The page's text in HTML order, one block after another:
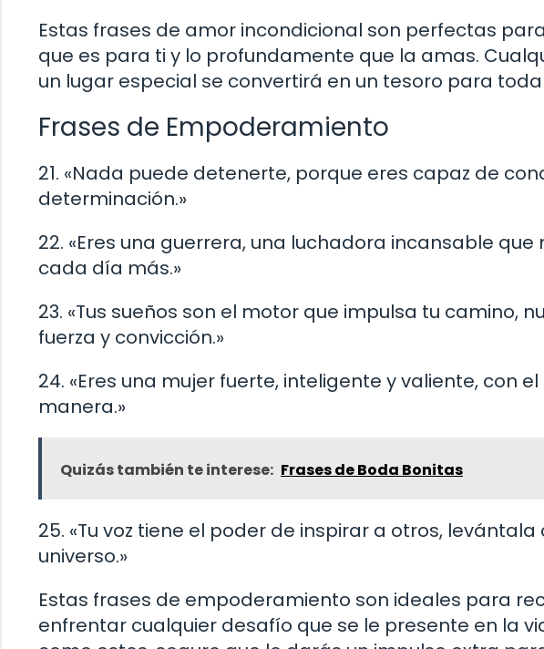
Estas frases de amor incondicional son perfectas
que es para ti y lo profundamente que la amas.
un lugar especial se convertirá en un tesoro para
Frases de Empoderamiento
21. «Nada puede detenerte, porque eres capaz de
determinación.»
22. «Eres una guerrera, una luchadora incansable
cada día más.»
23. «Tus sueños son el motor que impulsa tu camino,
fuerza y convicción.»
24. «Eres una mujer fuerte, inteligente y valiente, con
manera.»
Quizás también te interese: Frases de Boda Bonitas
25. «Tu voz tiene el poder de inspirar a otros,
universo.»
Estas frases de empoderamiento son ideales para
enfrentar cualquier desafío que se le presente en la